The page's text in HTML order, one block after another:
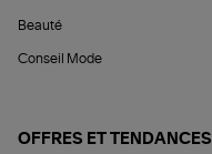
Beauté
Conseil Mode
OFFRES ET TENDANCES